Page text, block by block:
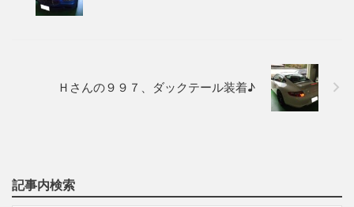
Ｈさんの９９７、ダックテール装着♪
記事内検索